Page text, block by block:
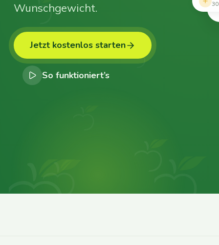
Wunschgewicht.
Jetzt kostenlos starten
So funktioniert’s